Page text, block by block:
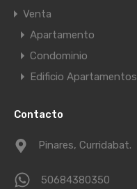
Venta
Apartamento
Condominio
Edificio Apartamentos
Contacto
Pinares, Curridabat.
50684380350